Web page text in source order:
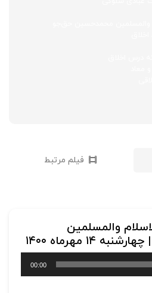
فیلم مرتبط
والمسلمین
مهرماه ۱۴۰۰
00:00